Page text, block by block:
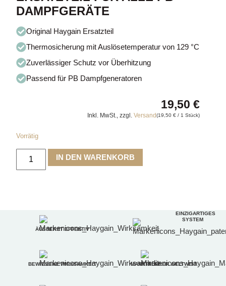
DAMPFGERÄTE
Original Haygain Ersatzteil
Thermosicherung mit Auslösetemperatur von 129 °C
Zuverlässiger Schutz vor Überhitzung
Passend für PB Dampfgeneratoren
19,50 €
Inkl. MwSt., zzgl. Versand(19,50 €/ 1 Stück)
Vorrätig
IN DEN WARENKORB
ÄUSSERST EFFEKTIV
EINZIGARTIGES
SYSTEM
BEWIESENE WIRKSAMKEIT MARKTFÜHRER WELTWEIT